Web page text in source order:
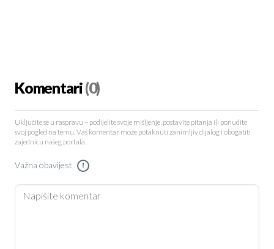
Komentari(0)
Uključite se u raspravu – podijelite svoje mišljenje, postavite pitanja ili ponudite
svoj pogled na temu. Vaš komentar može potaknuti zanimljiv dijalog i obogatiti
zajednicu našeg portala.
Važna obavijest !